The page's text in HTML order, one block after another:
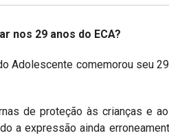
nos 29 anos do ECA?
Adolescente comemorou seu
de proteção às crianças e
a expressão ainda